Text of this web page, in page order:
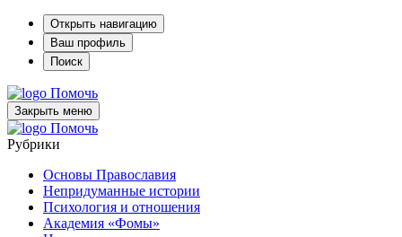
Открыть навигацию
Ваш профиль
Поиск
Помочь
Закрыть меню
Помочь
Рубрики
Основы Православия
Непридуманные истории
Психология и отношения
Академия «Фомы»